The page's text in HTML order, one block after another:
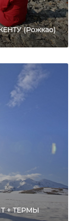
(Рожкао)
+ ТЕРМЫ